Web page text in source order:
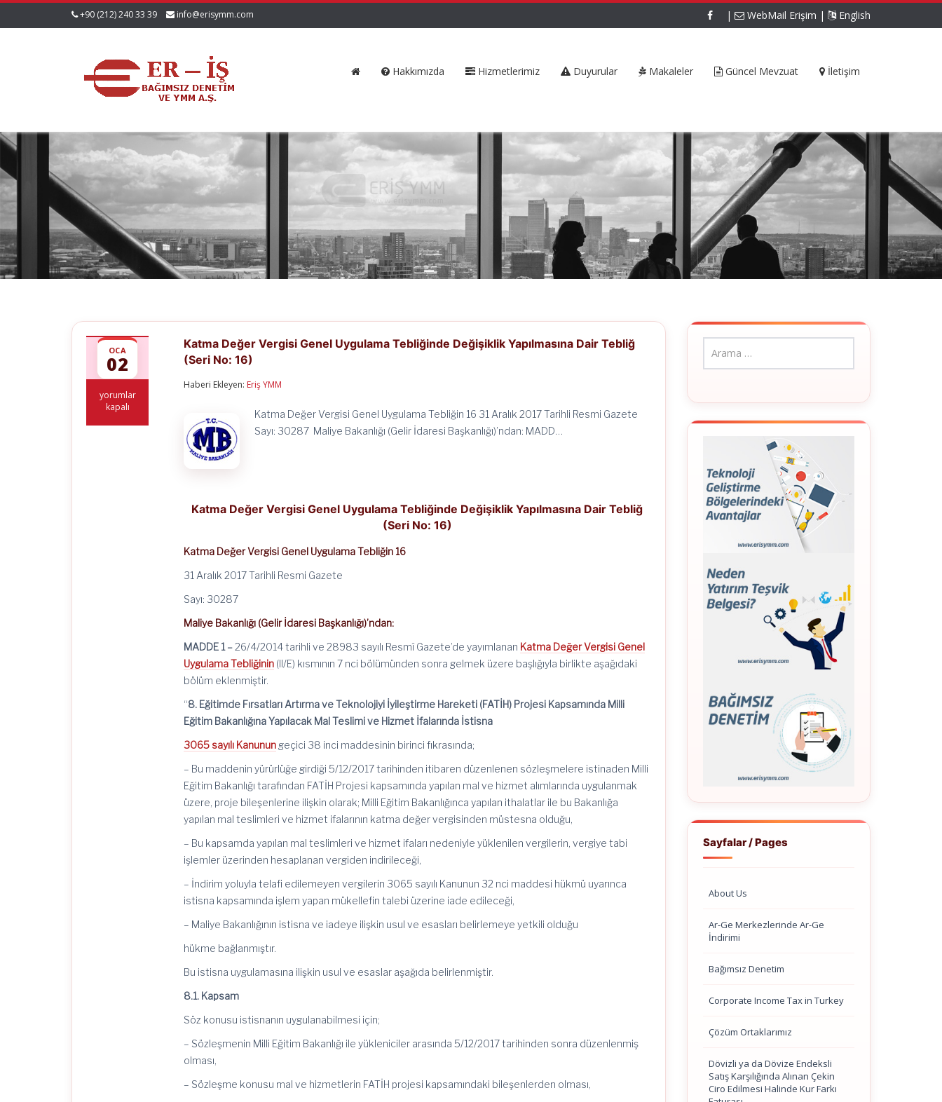
+90 (212) 240 33 39 info@erisymm.com | WebMail Erişim | English
Hakkımızda Hizmetlerimiz Duyurular Makaleler Güncel Mevzuat İletişim
OCA
02
Katma
Değer
yorumlar
kapalı
Katma Değer Vergisi Genel Uygulama Tebliğinde Değişiklik Yapılmasına Dair Tebliğ
(Seri No: 16)
Haberi Ekleyen: Eriş YMM
Katma Değer Vergisi Genel Uygulama Tebliğin 16 31 Aralık 2017 Tarihli Resmi Gazete
Sayı: 30287 Maliye Bakanlığı (Gelir İdaresi Başkanlığı)’ndan: MADD…
Katma Değer Vergisi Genel Uygulama Tebliğinde Değişiklik Yapılmasına Dair Tebliğ
(Seri No: 16)
Katma Değer Vergisi Genel Uygulama Tebliğin 16
31 Aralık 2017 Tarihli Resmi Gazete
Sayı: 30287
Maliye Bakanlığı (Gelir İdaresi Başkanlığı)’ndan:
MADDE 1 –26/4/2014 tarihli ve 28983 sayılı Resmî Gazete’de yayımlanan Katma Değer Vergisi Genel
Uygulama Tebliğinin (II/E) kısmının 7 nci bölümünden sonra gelmek üzere başlığıyla birlikte aşağıdaki
bölüm eklenmiştir.
“8. Eğitimde Fırsatları Artırma ve Teknolojiyi İyileştirme Hareketi (FATİH) Projesi Kapsamında Milli
Eğitim Bakanlığına Yapılacak Mal Teslimi ve Hizmet İfalarında İstisna
3065 sayılı Kanunun geçici 38 inci maddesinin birinci fıkrasında;
– Bu maddenin yürürlüğe girdiği 5/12/2017 tarihinden itibaren düzenlenen sözleşmelere istinaden Milli
Eğitim Bakanlığı tarafından FATİH Projesi kapsamında yapılan mal ve hizmet alımlarında uygulanmak
üzere, proje bileşenlerine ilişkin olarak; Milli Eğitim Bakanlığınca yapılan ithalatlar ile bu Bakanlığa
yapılan mal teslimleri ve hizmet ifalarının katma değer vergisinden müstesna olduğu,
– Bu kapsamda yapılan mal teslimleri ve hizmet ifaları nedeniyle yüklenilen vergilerin, vergiye tabi
işlemler üzerinden hesaplanan vergiden indirileceği,
– İndirim yoluyla telafi edilemeyen vergilerin 3065 sayılı Kanunun 32 nci maddesi hükmü uyarınca
istisna kapsamında işlem yapan mükellefin talebi üzerine iade edileceği,
– Maliye Bakanlığının istisna ve iadeye ilişkin usul ve esasları belirlemeye yetkili olduğu
hükme bağlanmıştır.
Bu istisna uygulamasına ilişkin usul ve esaslar aşağıda belirlenmiştir.
8.1. Kapsam
Söz konusu istisnanın uygulanabilmesi için;
– Sözleşmenin Milli Eğitim Bakanlığı ile yükleniciler arasında 5/12/2017 tarihinden sonra düzenlenmiş
olması,
– Sözleşme konusu mal ve hizmetlerin FATİH projesi kapsamındaki bileşenlerden olması,
Sayfalar / Pages
About Us
Ar-Ge Merkezlerinde Ar-Ge
İndirimi
Bağımsız Denetim
Corporate Income Tax in Turkey
Çözüm Ortaklarımız
Dövizli ya da Dövize Endeksli
Satış Karşılığında Alınan Çekin
Ciro Edilmesi Halinde Kur Farkı